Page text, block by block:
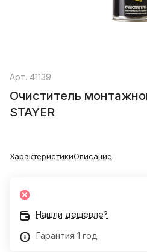
Арт. 41139
Очиститель
STAYER
ХарактеристикиОписание
Нашли дешевле?
Гарантия 1 год